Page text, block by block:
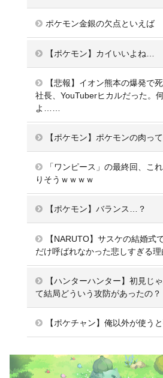
ポケモン金銀の欠点といえば
【ポケモン】カイいいよね…
【悲報】イオン熊本の爆発で
社長、YouTuberヒカルだった。
よ……
【ポケモン】ポケモンの肉っ
「ワンピース」の最終回、こ
りそうｗｗｗｗ
【ポケモン】バランス…？
【NARUTO】サスケの結婚式
だけ呼ばれなかった悲しすぎる理
【ハンターハンター】初見じ
て結局どういう攻防があったの？
【ポケチャン】俺以外が使う